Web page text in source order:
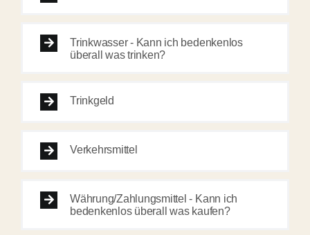
Trinkwasser - Kann ich bedenkenlos
überall was trinken?
Trinkgeld
Verkehrsmittel
Währung/Zahlungsmittel - Kann ich
bedenkenlos überall was kaufen?